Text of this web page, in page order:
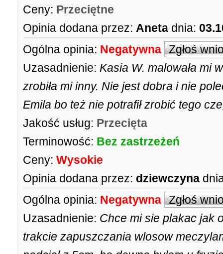
Ceny: Przeciętne
Opinia dodana przez: Aneta dnia:
Ogólna opinia: Negatywna Zgłoś
Uzasadnienie: Kasia W. malowała mi
zrobiła mi inny. Nie jest dobra i nie
Emila bo też nie potrafił zrobić tego
Jakość usług: Przecięta
Terminowość: Bez zastrzeżeń
Ceny: Wysokie
Opinia dodana przez: dziewczyna
Ogólna opinia: Negatywna Zgłoś
Uzasadnienie: Chce mi sie plakac jak
trakcie zapuszczania wlosow